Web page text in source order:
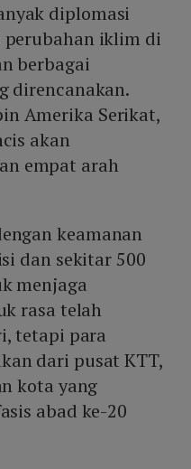
diplomasi
iklim di
berbagai
direncanakan.
Amerika Serikat,
akan
empat arah
keamanan
dan sekitar 500
menjaga
rasa telah
tetapi para
dari pusat KTT,
kota yang
abad ke-20